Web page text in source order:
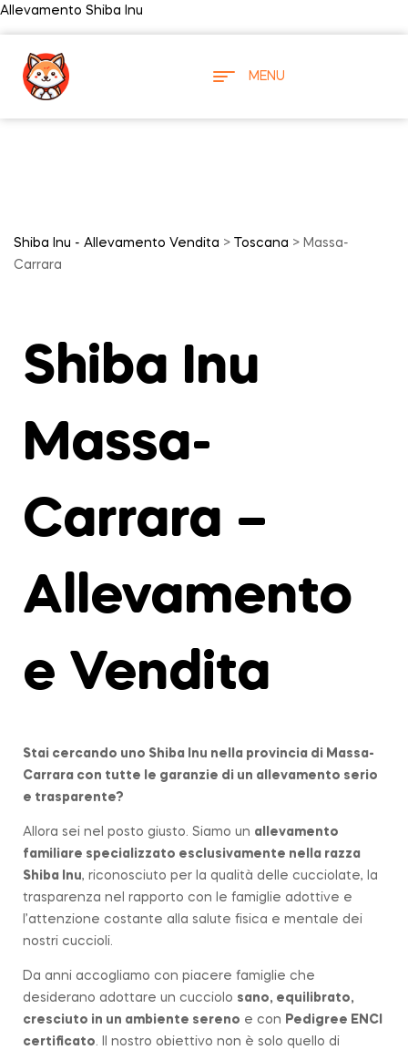
Allevamento Shiba Inu
MENU
Shiba Inu - Allevamento Vendita > Toscana > Massa-
Carrara
Shiba Inu
Massa-
Carrara –
Allevamento
e Vendita
Stai cercando uno Shiba Inu nella provincia di Massa-
Carrara con tutte le garanzie di un allevamento serio
e trasparente?
Allora sei nel posto giusto. Siamo un allevamento
familiare specializzato esclusivamente nella razza
Shiba Inu, riconosciuto per la qualità delle cucciolate, la
trasparenza nel rapporto con le famiglie adottive e
l’attenzione costante alla salute fisica e mentale dei
nostri cuccioli.
Da anni accogliamo con piacere famiglie che
desiderano adottare un cucciolo sano, equilibrato,
cresciuto in un ambiente sereno e con Pedigree ENCI
certificato. Il nostro obiettivo non è solo quello di